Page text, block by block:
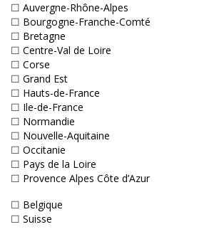
☐ Auvergne-Rhône-Alpes
☐ Bourgogne-Franche-Comté
☐ Bretagne
☐ Centre-Val de Loire
☐ Corse
☐ Grand Est
☐ Hauts-de-France
☐ Ile-de-France
☐ Normandie
☐ Nouvelle-Aquitaine
☐ Occitanie
☐ Pays de la Loire
☐ Provence Alpes Côte d’Azur
☐ Belgique
☐ Suisse